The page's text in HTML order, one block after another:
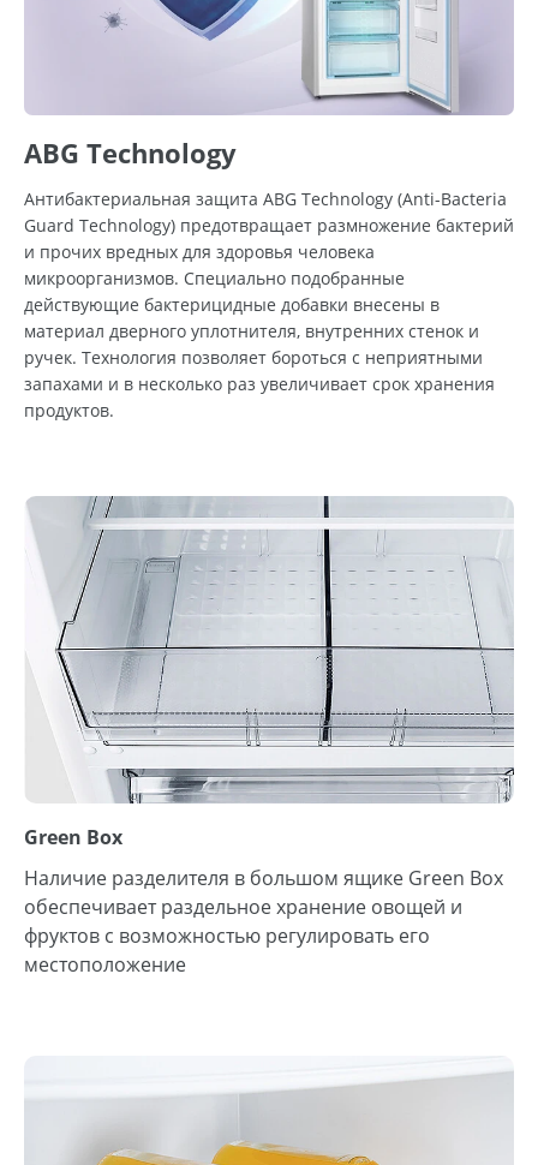
ABG Technology
Антибактериальная защита ABG Technology (Anti-Bacteria
Guard Technology) предотвращает размножение бактерий
и прочих вредных для здоровья человека
микроорганизмов. Специально подобранные
действующие бактерицидные добавки внесены в
материал дверного уплотнителя, внутренних стенок и
ручек. Технология позволяет бороться с неприятными
запахами и в несколько раз увеличивает срок хранения
продуктов.
Green Box
Наличие разделителя в большом ящике Green Box
обеспечивает раздельное хранение овощей и
фруктов с возможностью регулировать его
местоположение